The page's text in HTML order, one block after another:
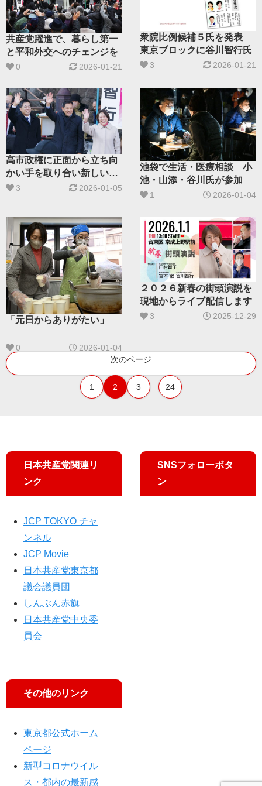
共産党躍進で、暮らし第一
と平和外交へのチェンジを
0 2026-01-21
衆院比例候補５氏を発表
東京ブロックに谷川智行氏
3 2026-01-21
高市政権に正面から立ち向
かい手を取り合い新しい政
治を
3 2026-01-05
池袋で生活・医療相談 小
池・山添・谷川氏が参加
1 2026-01-04
「元日からありがたい」
0 2026-01-04
２０２６新春の街頭演説を
現地からライブ配信します
3 2025-12-29
次のページ
1 2 3 24
日本共産党関連リ
ンク
JCP TOKYO チャ
ンネル
JCP Movie
日本共産党東京都
議会議員団
しんぶん赤旗
日本共産党中央委
員会
その他のリンク
東京都公式ホーム
ページ
新型コロナウイル
ス・都内の最新感
SNSフォローボタ
ン